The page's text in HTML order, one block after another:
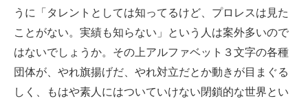
うに「タレントとしては知ってるけど、プロレスは見た
ことがない。実績も知らない」という人は案外多いので
はないでしょうか。その上アルファベット３文字の各種
団体が、やれ旗揚げだ、やれ対立だとか動きが目まぐる
しく、もはや素人にはついていけない閉鎖的な世界とい